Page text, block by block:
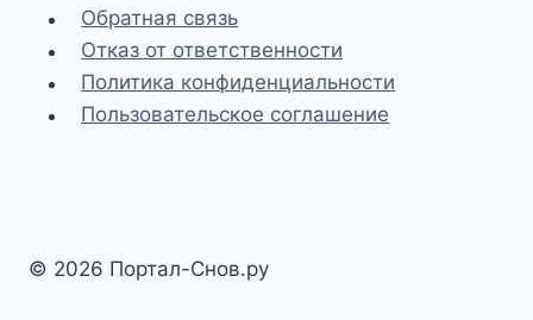
Обратная связь
Отказ от ответственности
Политика конфиденциальности
Пользовательское соглашение
© 2026 Портал-Снов.ру